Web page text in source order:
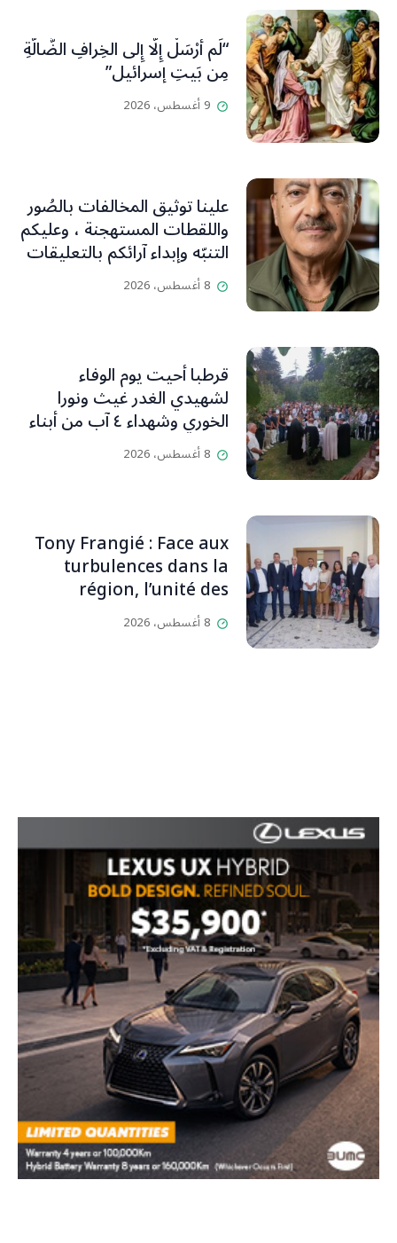
“لَم أُرْسَلْ إِلَّا إِلى الخِرافِ الضَّالَّةِ
مِن بَيتِ إسرائيل”
9 أغسطس، 2026
علينا توثيق المخالفات بالصُور
واللقطات المستهجنة ، وعليكم
التنبّه وإبداء آرائكم بالتعليقات
(جورج صبّاغ)
8 أغسطس، 2026
قرطبا أحيت يوم الوفاء
لشهيدي الغدر غيث ونورا
الخوري وشهداء ٤ آب من أبناء
البلدة.. كارين الخوري افرام: لقد
كان بيتنا، بوجود والدي، ينبض
إقفاله لكنه لم يستطع لأنه
بيت رسالة وتاريخ وإيمان وقيم
مستمرة (صور وVideo)
8 أغسطس، 2026
Tony Frangié : Face aux
turbulences dans la
région, l’unité des
Libanais est primordiale
L’OLJ / Par Scarlett
8 أغسطس، 2026